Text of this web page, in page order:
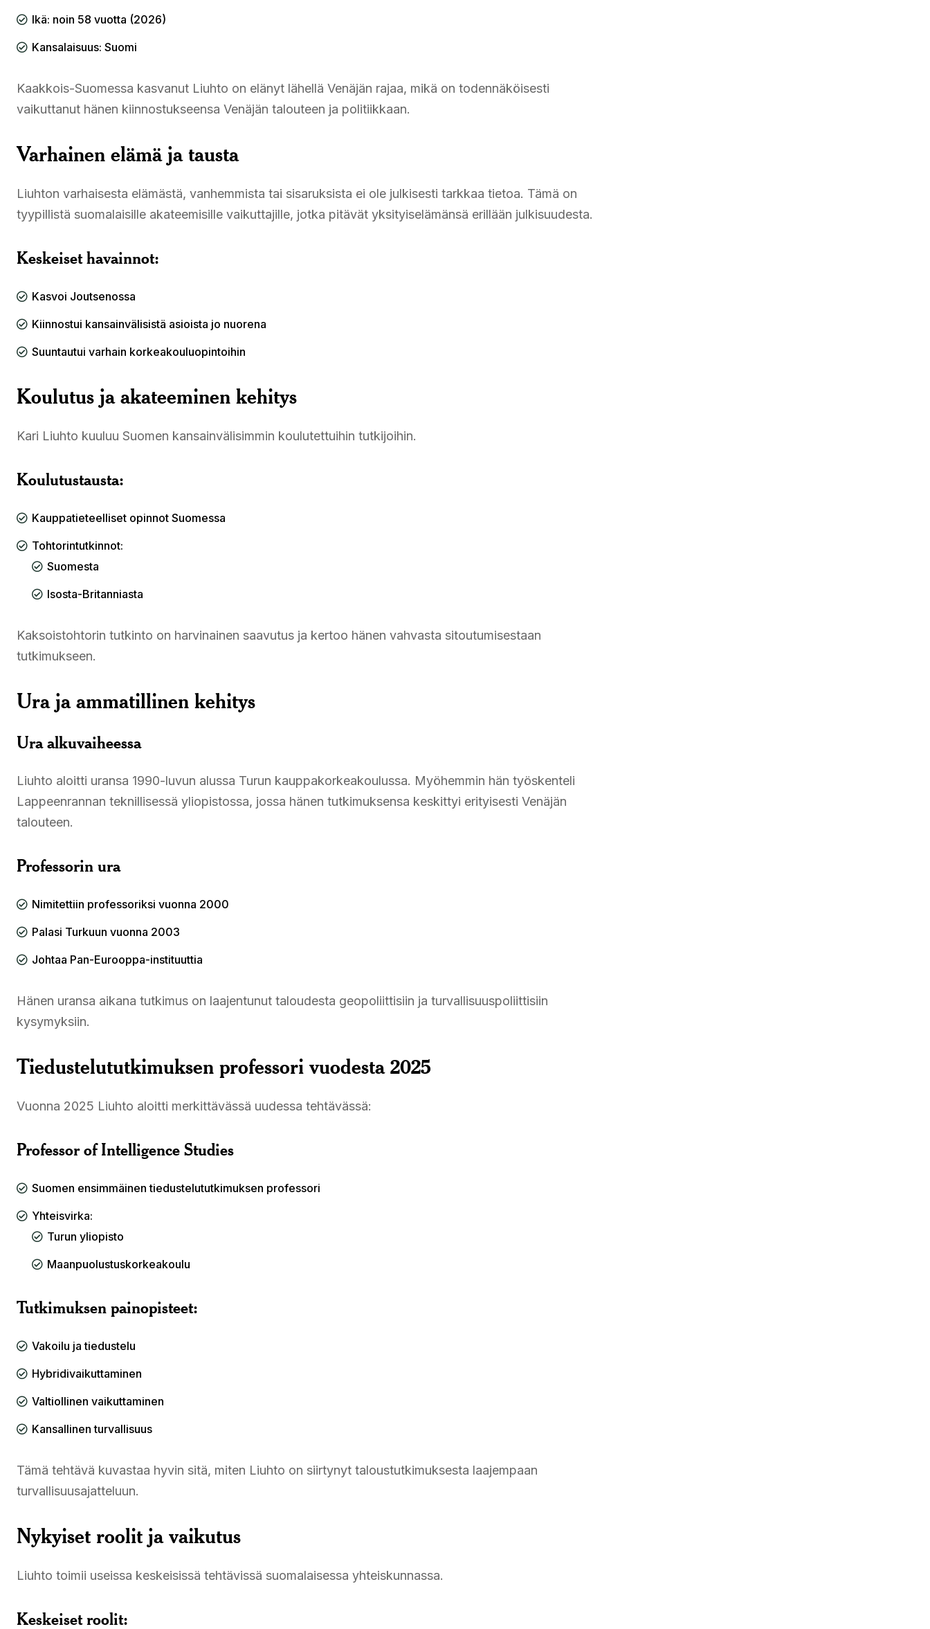
Ikä: noin 58 vuotta (2026)
Kansalaisuus: Suomi
Kaakkois-Suomessa kasvanut Liuhto on elänyt lähellä Venäjän rajaa, mikä on todennäköisesti
vaikuttanut hänen kiinnostukseensa Venäjän talouteen ja politiikkaan.
Varhainen elämä ja tausta
Liuhton varhaisesta elämästä, vanhemmista tai sisaruksista ei ole julkisesti tarkkaa tietoa. Tämä on
tyypillistä suomalaisille akateemisille vaikuttajille, jotka pitävät yksityiselämänsä erillään julkisuudesta.
Keskeiset havainnot:
Kasvoi Joutsenossa
Kiinnostui kansainvälisistä asioista jo nuorena
Suuntautui varhain korkeakouluopintoihin
Koulutus ja akateeminen kehitys
Kari Liuhto kuuluu Suomen kansainvälisimmin koulutettuihin tutkijoihin.
Koulutustausta:
Kauppatieteelliset opinnot Suomessa
Tohtorintutkinnot:
Suomesta
Isosta-Britanniasta
Kaksoistohtorin tutkinto on harvinainen saavutus ja kertoo hänen vahvasta sitoutumisestaan
tutkimukseen.
Ura ja ammatillinen kehitys
Ura alkuvaiheessa
Liuhto aloitti uransa 1990-luvun alussa Turun kauppakorkeakoulussa. Myöhemmin hän työskenteli
Lappeenrannan teknillisessä yliopistossa, jossa hänen tutkimuksensa keskittyi erityisesti Venäjän
talouteen.
Professorin ura
Nimitettiin professoriksi vuonna 2000
Palasi Turkuun vuonna 2003
Johtaa Pan-Eurooppa-instituuttia
Hänen uransa aikana tutkimus on laajentunut taloudesta geopoliittisiin ja turvallisuuspoliittisiin
kysymyksiin.
Tiedustelututkimuksen professori vuodesta 2025
Vuonna 2025 Liuhto aloitti merkittävässä uudessa tehtävässä:
Professor of Intelligence Studies
Suomen ensimmäinen tiedustelututkimuksen professori
Yhteisvirka:
Turun yliopisto
Maanpuolustuskorkeakoulu
Tutkimuksen painopisteet:
Vakoilu ja tiedustelu
Hybridivaikuttaminen
Valtiollinen vaikuttaminen
Kansallinen turvallisuus
Tämä tehtävä kuvastaa hyvin sitä, miten Liuhto on siirtynyt taloustutkimuksesta laajempaan
turvallisuusajatteluun.
Nykyiset roolit ja vaikutus
Liuhto toimii useissa keskeisissä tehtävissä suomalaisessa yhteiskunnassa.
Keskeiset roolit: